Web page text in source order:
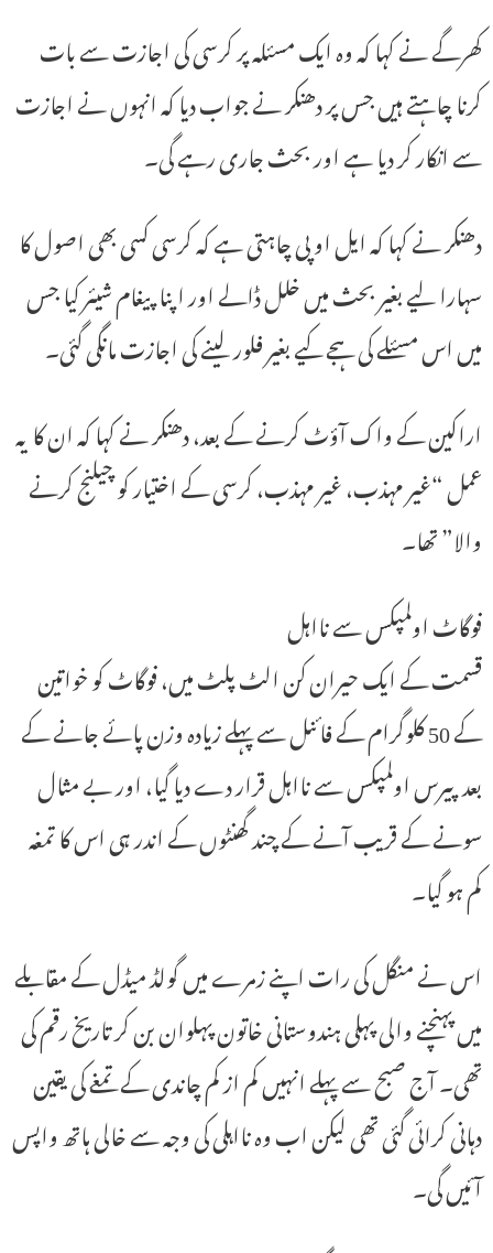
کھرگے نے کہا کہ وہ ایک مسئلہ پر کرسی کی اجازت سے بات
کرنا چاہتے ہیں جس پر دھنکر نے جواب دیا کہ انہوں نے اجازت
سے انکار کر دیا ہے اور بحث جاری رہے گی۔
دھنکر نے کہا کہ ایل او پی چاہتی ہے کہ کرسی کسی بھی اصول کا
سہارا لیے بغیر بحث میں خلل ڈالے اور اپنا پیغام شیئر کیا جس
میں اس مسئلے کی ہجے کیے بغیر فلور لینے کی اجازت مانگی گئی۔
اراکین کے واک آؤٹ کرنے کے بعد، دھنکر نے کہا کہ ان کا یہ
عمل “غیر مہذب، غیر مہذب، کرسی کے اختیار کو چیلنج کرنے
والا” تھا۔
فوگاٹ اولمپکس سے نااہل
قسمت کے ایک حیران کن الٹ پلٹ میں، فوگاٹ کو خواتین
کے 50 کلوگرام کے فائنل سے پہلے زیادہ وزن پائے جانے کے
بعد پیرس اولمپکس سے نااہل قرار دے دیا گیا، اور بے مثال
سونے کے قریب آنے کے چند گھنٹوں کے اندر ہی اس کا تمغہ
کم ہو گیا۔
اس نے منگل کی رات اپنے زمرے میں گولڈ میڈل کے مقابلے
میں پہنچنے والی پہلی ہندوستانی خاتون پہلوان بن کر تاریخ رقم کی
تھی۔ آج صبح سے پہلے انہیں کم از کم چاندی کے تمغے کی یقین
دہانی کرائی گئی تھی لیکن اب وہ نااہلی کی وجہ سے خالی ہاتھ واپس
آئیں گی۔